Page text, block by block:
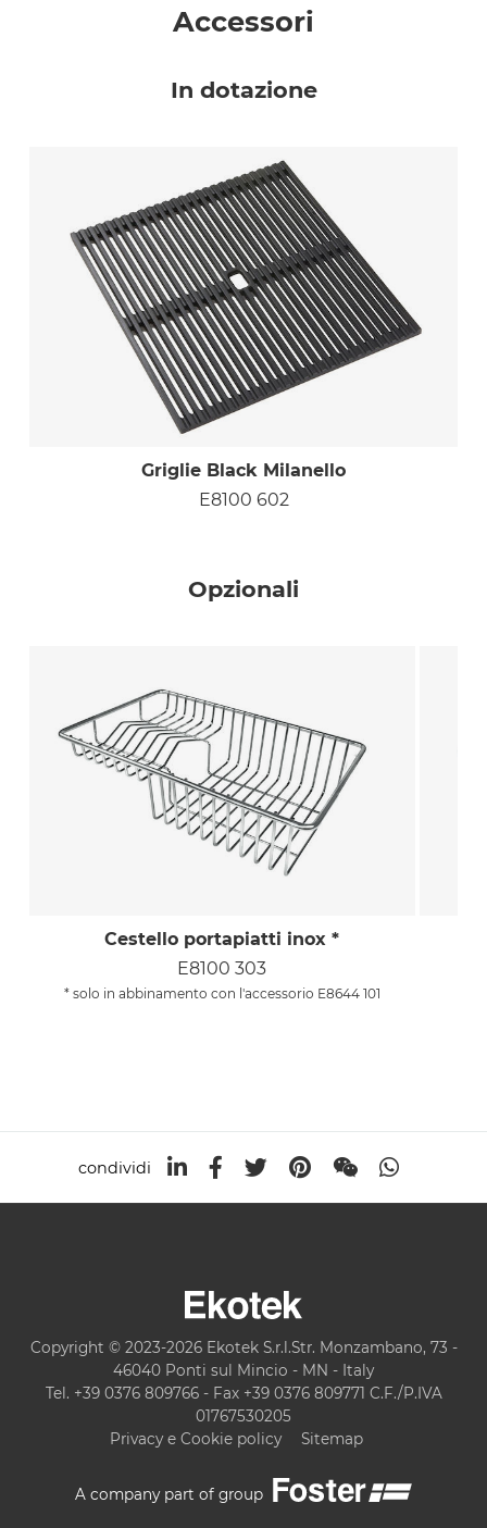
Accessori
In dotazione
Griglie Black Milanello
E8100 602
Opzionali
Cestello portapiatti inox *
E8100 303
* solo in abbinamento con l'accessorio E8644 101
condividi
Copyright © 2023-2026 Ekotek S.r.l.Str. Monzambano, 73 -
46040 Ponti sul Mincio - MN - Italy
Tel. +39 0376 809766 - Fax +39 0376 809771 C.F./P.IVA
01767530205
Privacy e Cookie policy
Sitemap
A company part of group